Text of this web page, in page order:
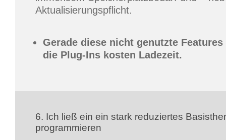
Aktualisierungspflicht.
Gerade diese nicht genutzte
die Plug-Ins kosten Ladezeit.
6. Ich ließ ein ein stark reduziertes
programmieren